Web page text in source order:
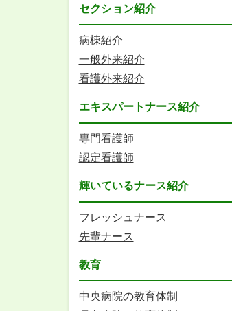
セクション紹介
病棟紹介
一般外来紹介
看護外来紹介
エキスパートナース紹介
専門看護師
認定看護師
輝いているナース紹介
フレッシュナース
先輩ナース
教育
中央病院の教育体制